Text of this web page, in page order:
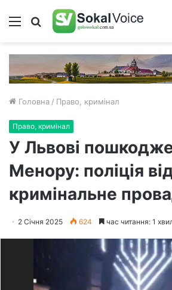
Меню Пошук
Головна / Право, кримінал
Право, кримінал
У Львові
Менору: поліція
кримінальне
2 Січня 2025 624 час читання: 1